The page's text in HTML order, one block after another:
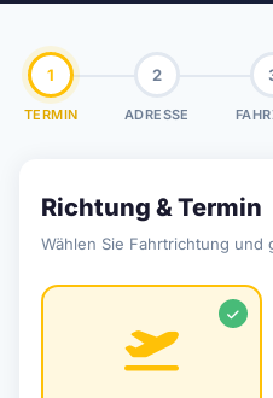
1
TERMIN
2
ADRESSE
Richtung & Termin
Wählen Sie Fahrtrichtung und